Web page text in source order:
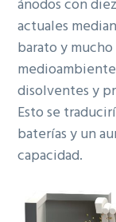
ánodos con
actuales
barato y
disolventes y
Esto se
baterías y un
capacidad.